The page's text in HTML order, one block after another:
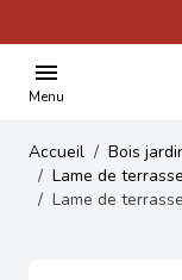
Menu
Accueil / Bois
/ Lame de
/ Lame de